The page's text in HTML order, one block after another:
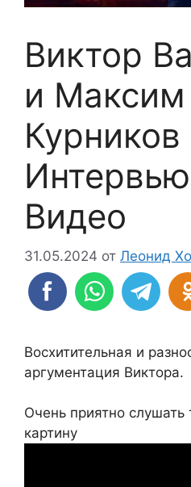
Виктор
и Максим
Курников |
Видео
31.05.2024 от Леонид
Восхитительная и
аргументация Виктора.
Очень приятно слушать
картину